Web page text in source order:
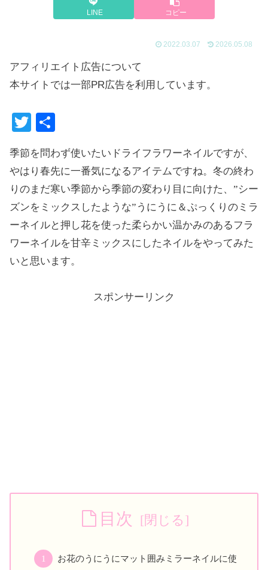
LINE コピー
2022.03.07 2026.05.08
アフィリエイト広告について
本サイトでは一部PR広告を利用しています。
T
tte
r
季節を問わず使いたいドライフラワーネイルですが、
やはり春先に一番気になるアイテムですね。冬の終わ
りのまだ寒い季節から季節の変わり目に向けた、”シー
ズンをミックスしたような”うにうに＆ぷっくりのミラ
ーネイルと押し花を使った柔らかい温かみのあるフラ
ワーネイルを甘辛ミックスにしたネイルをやってみた
いと思います。
スポンサーリンク
目次
お花のうにうにマット囲みミラーネイルに使